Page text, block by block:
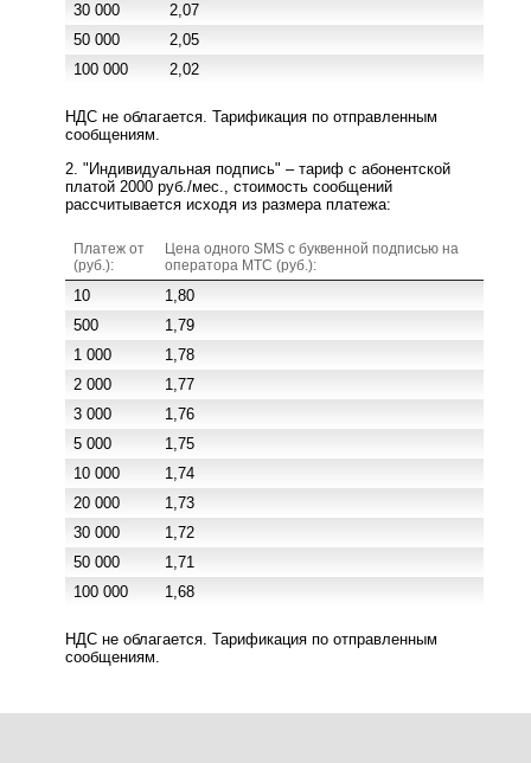
30 000
2,07
50 000
2,05
100 000
2,02
НДС не облагается. Тарификация по отправленным
сообщениям.
2. "Индивидуальная подпись" – тариф с абонентской
платой 2000 руб./мес., стоимость сообщений
рассчитывается исходя из размера платежа:
Платеж от
(руб.):
Цена одного SMS c буквенной подписью на
оператора МТС (руб.):
10
1,80
500
1,79
1 000
1,78
2 000
1,77
3 000
1,76
5 000
1,75
10 000
1,74
20 000
1,73
30 000
1,72
50 000
1,71
100 000
1,68
НДС не облагается. Тарификация по отправленным
сообщениям.